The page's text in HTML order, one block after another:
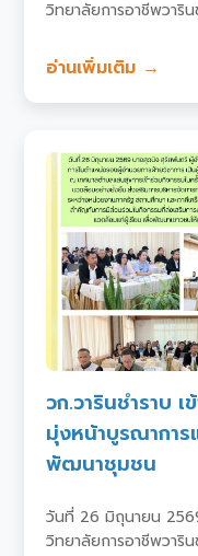
วิทยาลัยการอาชีพวาริ
อ่านเพิ่มเติม →
วก.วารินชำราบ
มุ่งหน้าบูรณาการ
พัฒนาชุมชน
วันที่ 26 มิถุนายน
วิทยาลัยการอาชีพวาริ